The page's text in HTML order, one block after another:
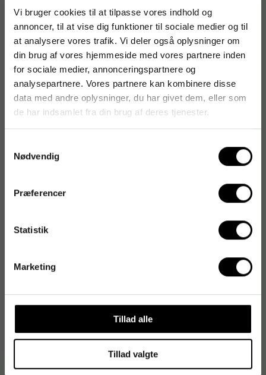
Vi bruger cookies til at tilpasse vores indhold og
annoncer, til at vise dig funktioner til sociale medier og til
at analysere vores trafik. Vi deler også oplysninger om
din brug af vores hjemmeside med vores partnere inden
for sociale medier, annonceringspartnere og
analysepartnere. Vores partnere kan kombinere disse
data med andre oplysninger, du har givet dem, eller som
de har indsamlet fra din brug af deres tjenester.
Nødvendig
Præferencer
Statistik
Marketing
Tillad alle
Tillad valgte
Roller Assembly Kit
Originalnummer: B12B819381
EAN: 8715946638737